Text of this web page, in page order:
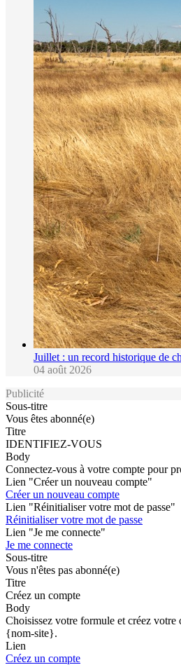
Juillet : un record historique de
04 août 2026
Publicité
Sous-titre
Vous êtes abonné(e)
Titre
IDENTIFIEZ-VOUS
Body
Connectez-vous à votre compte pour
Lien "Créer un nouveau compte"
Créer un nouveau compte
Lien "Réinitialiser votre mot de passe"
Réinitialiser votre mot de passe
Lien "Je me connecte"
Je me connecte
Sous-titre
Vous n'êtes pas abonné(e)
Titre
Créez un compte
Body
Choisissez votre formule et créez votre
{nom-site}.
Lien
Créez un compte